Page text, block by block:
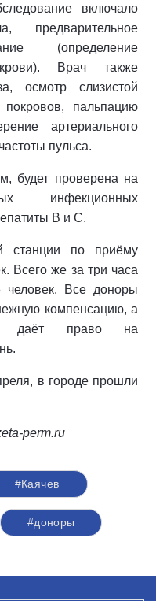
включало
(определение
Врач также
осмотр слизистой
пальпацию
артериального
пульса.
будет проверена на
инфекционных
B и C.
станции по приёму
Всего же за три часа
человек. Все доноры
компенсацию, а
даёт право на
в городе прошли
perm.ru
#Каячев
#доноры